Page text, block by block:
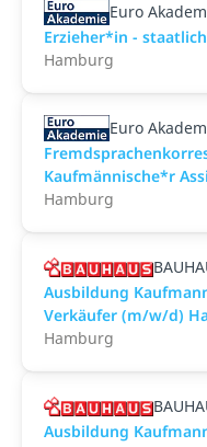
Euro
Erzieher*in -
Hamburg
Euro
Kaufmännische*r
Hamburg
Ausbildung
Verkäufer (m/w/d)
Hamburg
Ausbildung